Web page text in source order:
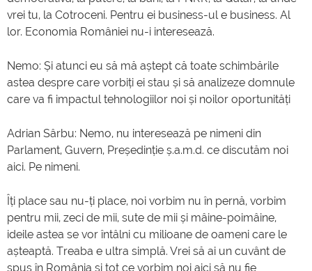
vrei tu, la Cotroceni. Pentru ei business-ul e business. Al
lor. Economia României nu-i interesează.
Nemo: Și atunci eu să mă aștept că toate schimbările
astea despre care vorbiți ei stau și să analizeze domnule
care va fi impactul tehnologiilor noi și noilor oportunități
Adrian Sârbu: Nemo, nu interesează pe nimeni din
Parlament, Guvern, Președinție ș.a.m.d. ce discutăm noi
aici. Pe nimeni.
Îți place sau nu-ți place, noi vorbim nu în pernă, vorbim
pentru mii, zeci de mii, sute de mii și mâine-poimâine,
ideile astea se vor întâlni cu milioane de oameni care le
așteaptă. Treaba e ultra simplă. Vrei să ai un cuvânt de
spus în România și tot ce vorbim noi aici să nu fie